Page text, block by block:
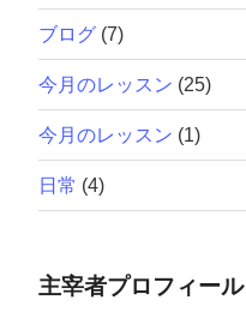
ブログ (7)
今月のレッスン (25)
今月のレッスン (1)
日常 (4)
主宰者プロフィール